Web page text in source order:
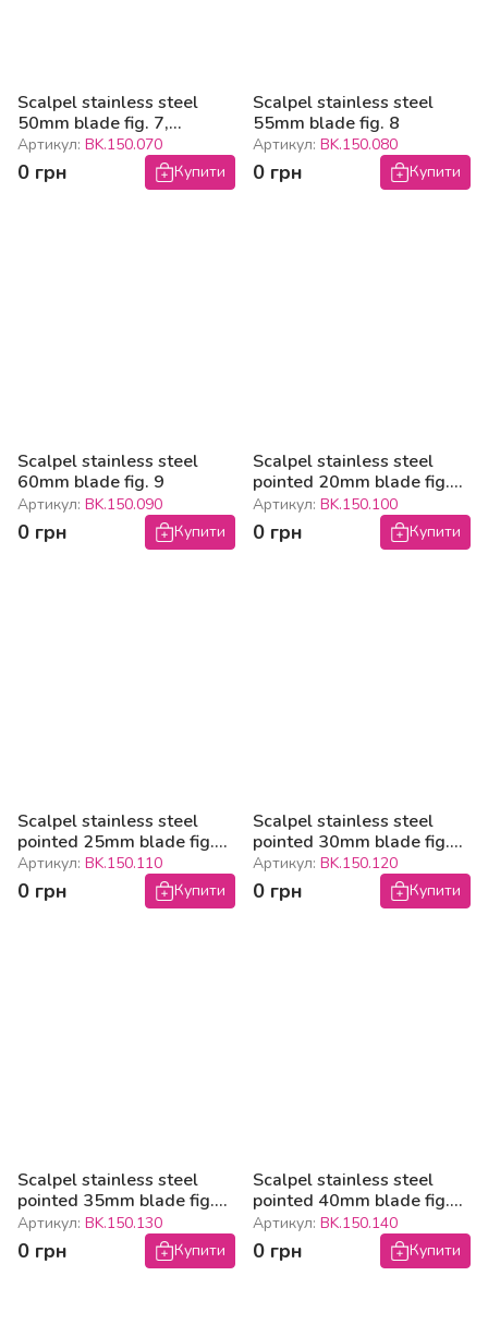
Scalpel stainless steel
50mm blade fig. 7,
170mm
Артикул: BK.150.070
0 грн Купити
Scalpel stainless steel
55mm blade fig. 8
Артикул: BK.150.080
0 грн Купити
Scalpel stainless steel
60mm blade fig. 9
Артикул: BK.150.090
0 грн Купити
Scalpel stainless steel
pointed 20mm blade fig.
10
Артикул: BK.150.100
0 грн Купити
Scalpel stainless steel
pointed 25mm blade fig.
11
Артикул: BK.150.110
0 грн Купити
Scalpel stainless steel
pointed 30mm blade fig.
12
Артикул: BK.150.120
0 грн Купити
Scalpel stainless steel
pointed 35mm blade fig.
13
Артикул: BK.150.130
0 грн Купити
Scalpel stainless steel
pointed 40mm blade fig.
14
Артикул: BK.150.140
0 грн Купити